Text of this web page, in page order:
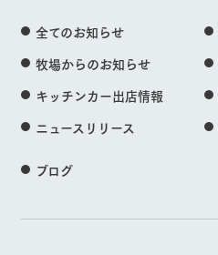
全てのお知らせ
牧場からのお知らせ
キッチンカー出店情報
ニュースリリース
ブログ